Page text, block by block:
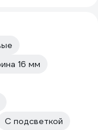
16 мм
С подсветкой